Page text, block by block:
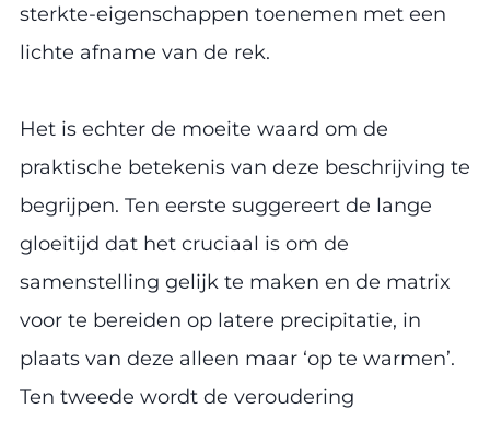
sterkte-eigenschappen toenemen met een
lichte afname van de rek.
Het is echter de moeite waard om de
praktische betekenis van deze beschrijving te
begrijpen. Ten eerste suggereert de lange
gloeitijd dat het cruciaal is om de
samenstelling gelijk te maken en de matrix
voor te bereiden op latere precipitatie, in
plaats van deze alleen maar ‘op te warmen’.
Ten tweede wordt de veroudering